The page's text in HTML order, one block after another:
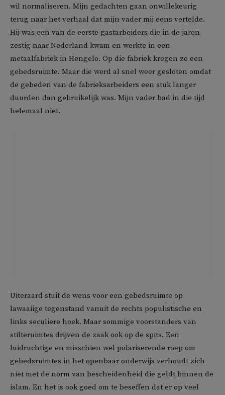
wil normaliseren. Mijn gedachten gaan onwillekeurig
terug naar het verhaal dat mijn vader mij eens vertelde.
Hij was een van de eerste gastarbeiders die in de jaren
zestig naar Nederland kwam en werkte in een
metaalfabriek in Hengelo. Op die fabriek kregen ze een
gebedsruimte. Maar die werd al snel weer gesloten omdat
de gebeden van de fabrieksarbeiders een stuk langer
duurden dan gebruikelijk was. Mijn vader bad in die tijd
helemaal niet.
Uiteraard stuit de wens voor een gebedsruimte op
lawaaiige tegenstand vanuit de rechts populistische en
links seculiere hoek. Maar sommige voorstanders van
stilteruimtes drijven de zaak ook op de spits. Een
luidruchtige en misschien wel polariserende roep om
gebedsruimtes in het openbaar onderwijs verhoudt zich
niet met de norm van bescheidenheid die geldt binnen de
islam. En het is ook goed om te beseffen dat er op veel